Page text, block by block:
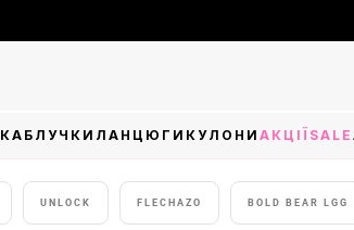
КАБЛУЧКИ ЛАНЦЮГИ КУЛОНИ АКЦІЇ SALE
UNLOCK FLECHAZO BOLD BEAR LGG